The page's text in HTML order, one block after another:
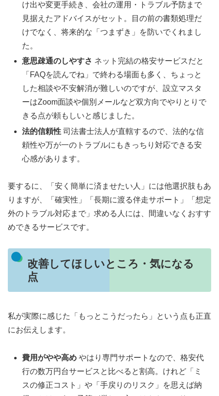
け出や変更手続き、会社の運用・トラブル予防まで
見据えたアドバイスがセット。目の前の書類処理だ
けでなく、将来的な「つまずき」を防いでくれまし
た。
意思疎通のしやすさ ネット完結の格安サービスだと
「FAQを読んでね」で終わる場面も多く、ちょっと
した相談や不安解消が難しいのですが、設立マスタ
ーはZoom面談や個別メールなど双方向でやりとりで
きる点が頼もしいと感じました。
法的信頼性 司法書士法人が直轄するので、法的な信
頼性や万が一のトラブルにもきっちり対応できる安
心感があります。
要するに、「安く簡単に済ませたい人」には他選択肢もあ
りますが、「確実性」「長期に渡る伴走サポート」「想定
外のトラブル対応まで」求める人には、間違いなくおすす
めできるサービスです。
改善してほしいところ・気になる
点
私が実際に感じた「もっとこうだったら」という点も正直
にお伝えします。
費用がやや高め やはり専門サポートなので、格安代
行の数万円台サービスと比べると割高。けれど「ミ
スの修正コスト」や「手戻りのリスク」を思えば納